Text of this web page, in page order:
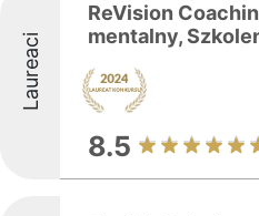
Laureaci
ReVision
mentalny,
8.5